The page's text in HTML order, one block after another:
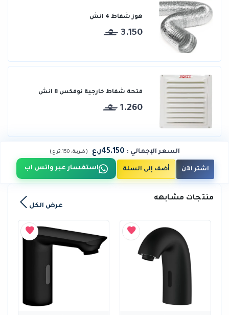
هوز شفاط 4 انش
3.150
فتحة شفاط خارجية نوفكس 8 انش
1.260
السعر الإجمالي : 45.150ر.ع (ضريبة :2.150ر.ع )
اشتر الآن أضف إلى السلة استفسار عبر واتس اب
منتجات مشابهه
عرض الكل